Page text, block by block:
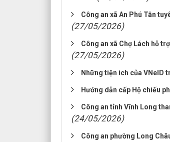
Công an xã An Phú Tân
(27/05/2026)
Công an xã Chợ Lách hỗ
(27/05/2026)
Những tiện ích của VNeID
Hướng dẫn cấp Hộ chiếu
Công an tỉnh Vĩnh Long
(24/05/2026)
Công an phường Long